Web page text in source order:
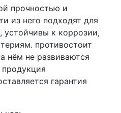
прочностью и
из него подходят для
устойчивы к коррозии,
противостоит
нём не развиваются
продукция
гарантия